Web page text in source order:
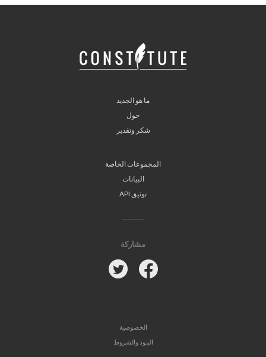
ما هو الجديد
حول
شكر وتقدير
المجموعات الخاصة
البيانات
توثيق API
مشاركة
Facebook
الخصوصية
البنود والشروط